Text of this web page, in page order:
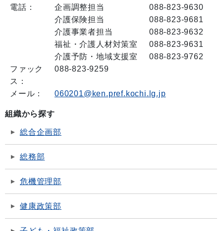
電話：
企画調整担当
088-823-9630
介護保険担当
088-823-9681
介護事業者担当
088-823-9632
福祉・介護人材対策室
088-823-9631
介護予防・地域支援室
088-823-9762
ファック
ス：
088-823-9259
メール： 060201@ken.pref.kochi.lg.jp
組織から探す
総合企画部
総務部
危機管理部
健康政策部